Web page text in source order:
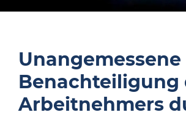
Unangemessene
Benachteiligung
Arbeitnehmers